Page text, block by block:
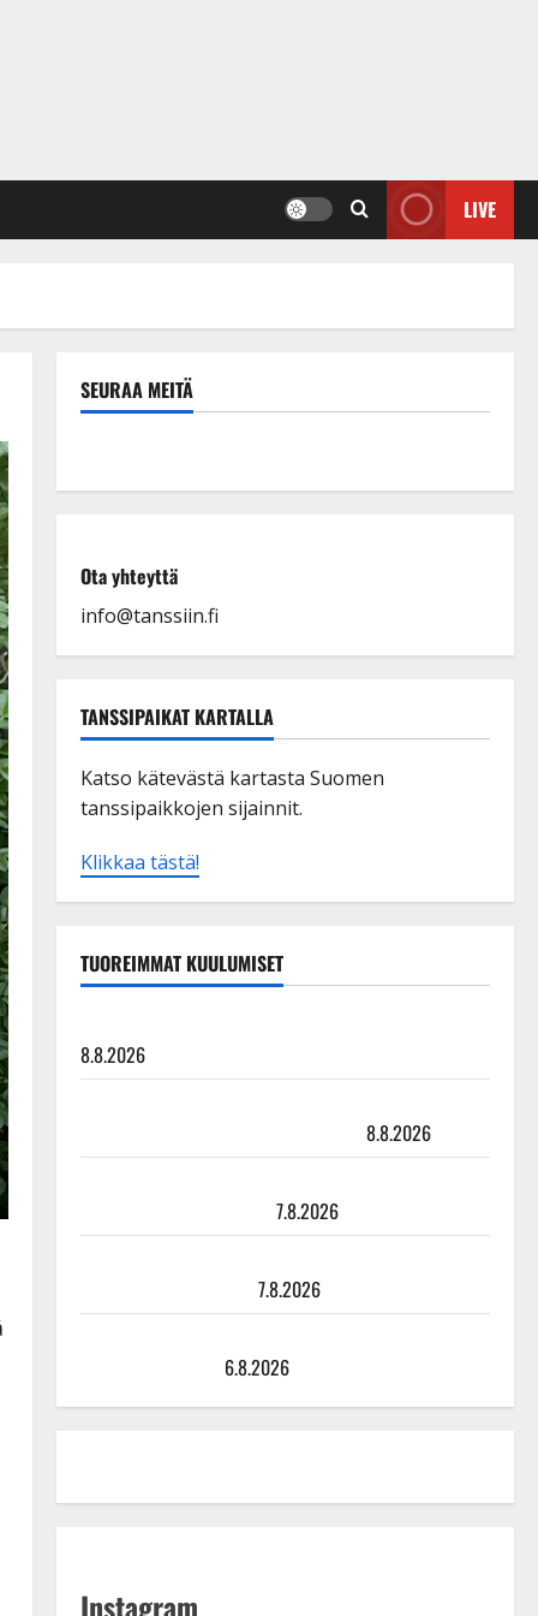
LIVE
SEURAA MEITÄ
Ota yhteyttä
info@tanssiin.fi
TANSSIPAIKAT KARTALLA
Katso kätevästä kartasta Suomen
tanssipaikkojen sijainnit.
Klikkaa tästä!
TUOREIMMAT KUULUMISET
8.8.2026
8.8.2026
7.8.2026
7.8.2026
6.8.2026
Instagram